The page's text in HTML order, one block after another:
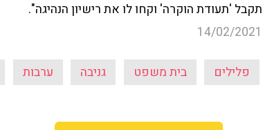
תקבל 'תעודת הוקרה' וקחו לו את רישיון הנהיגה".
14/02/2021
פלילים בית משפט גניבה ערבות